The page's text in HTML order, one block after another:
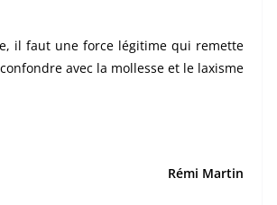
il faut une force légitime qui remette
avec la mollesse et le laxisme
Rémi Martin